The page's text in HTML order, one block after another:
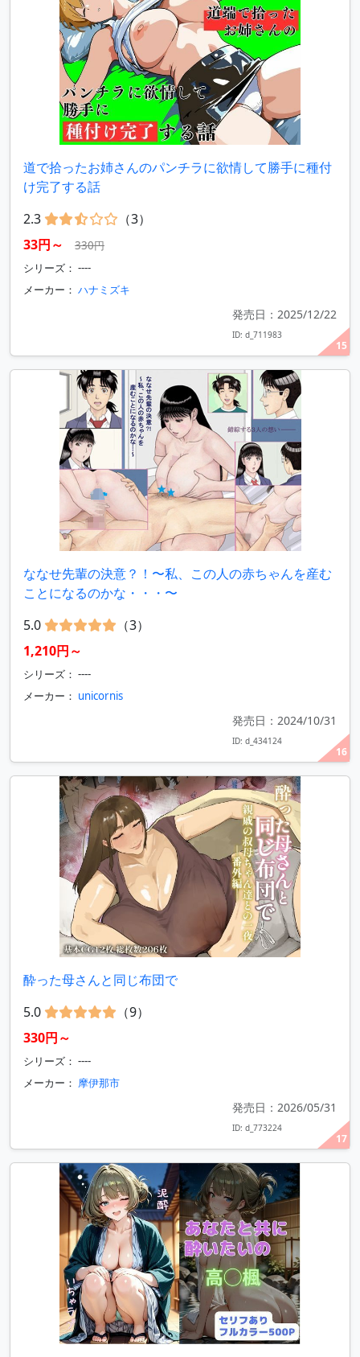
15
道で拾ったお姉さんのパンチラに欲情して勝手に種付
け完了する話
2.3
（3）
33円～
330円
シリーズ： ----
メーカー： ハナミズキ
発売日：2025/12/22
ID: d_711983
16
ななせ先輩の決意？！〜私、この人の赤ちゃんを産む
ことになるのかな・・・〜
5.0
（3）
1,210円～
シリーズ： ----
メーカー： unicornis
発売日：2024/10/31
ID: d_434124
17
酔った母さんと同じ布団で
5.0
（9）
330円～
シリーズ： ----
メーカー： 摩伊那市
発売日：2026/05/31
ID: d_773224